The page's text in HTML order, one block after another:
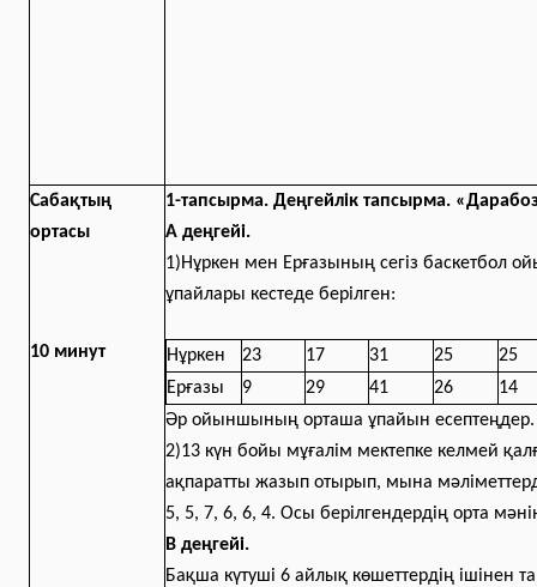
Сабақтың
ортасы
10 минут
1-тапсырма. Деңгейлік тапсырма.
А деңгейі.
1)Нұркен мен Ерғазының сегіз баскетбол
ұпайлары кестеде берілген:
Нұркен 23 17 31 25
25
Ерғазы
9 29 41 26
14
Әр ойыншының орташа ұпайын есептеңдер.
2)13 күн бойы мұғалім мектепке келмей
ақпаратты жазып отырып, мына
5, 5, 7, 6, 6, 4. Осы берілгендердің орта
В деңгейі.
Бақша күтуші 6 айлық көшеттердің ішінен